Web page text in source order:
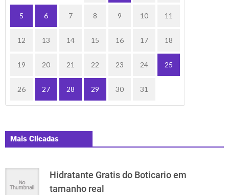
5 6 7 8 9 10 11
12 13 14 15 16 17 18
19 20 21 22 23 24 25
26 27 28 29 30 31
Mais Clicadas
Hidratante Gratis do Boticario em
tamanho real